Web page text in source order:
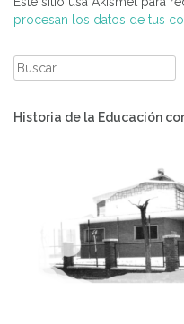
procesan los datos de tus
Buscar:
Historia de la Educación